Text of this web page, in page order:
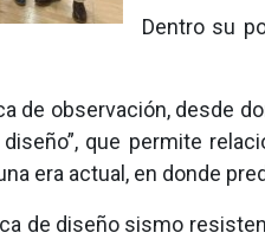
Dentro su
de observación, desde
que permite
era actual, en donde
de diseño sismo